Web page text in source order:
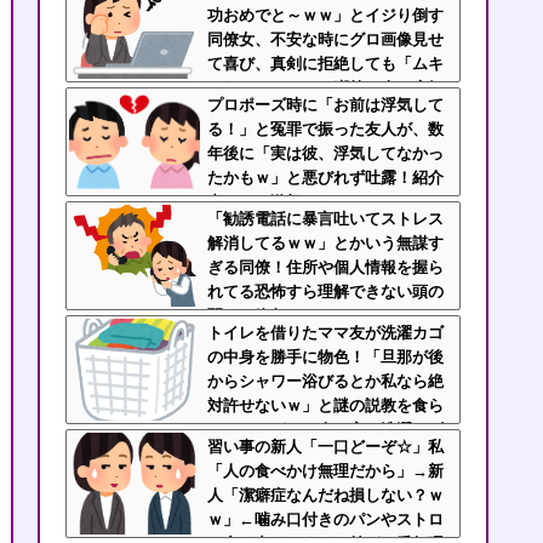
功おめでと～ｗｗ」とイジり倒す
同僚女、不安な時にグロ画像見せ
て喜び、真剣に拒絶しても「ムキ
になってるｗ」と嘲笑…人の病気
と手術を娯楽にすんなよ！！
プロポーズ時に「お前は浮気して
る！」と冤罪で振った友人が、数
年後に「実は彼、浮気してなかっ
たかもｗ」と悪びれず吐露！紹介
者として激怒・・・
「勧誘電話に暴言吐いてストレス
解消してるｗｗ」とかいう無謀す
ぎる同僚！住所や個人情報を握ら
れてる恐怖すら理解できない頭の
弱さに絶句
トイレを借りたママ友が洗濯カゴ
の中身を勝手に物色！「旦那が後
からシャワー浴びるとか私なら絶
対許せないｗ」と謎の説教を食ら
ったんだが……人の家の洗濯カゴ
のぞくなよ
習い事の新人「一口どーぞ☆」私
「人の食べかけ無理だから」→新
人「潔癖症なんだね損しない？ｗ
ｗ」←噛み口付きのパンやストロ